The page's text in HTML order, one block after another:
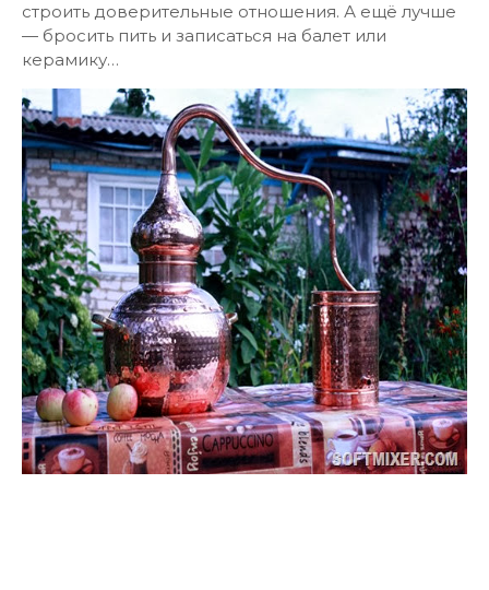
строить доверительные отношения. А ещё лучше
— бросить пить и записаться на балет или
керамику…